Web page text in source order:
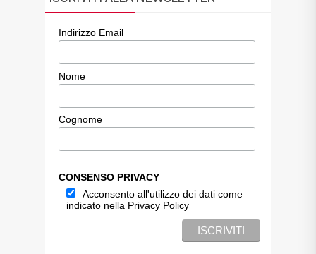
Indirizzo Email
Nome
Cognome
CONSENSO PRIVACY
Acconsento all'utilizzo dei dati come
indicato nella Privacy Policy